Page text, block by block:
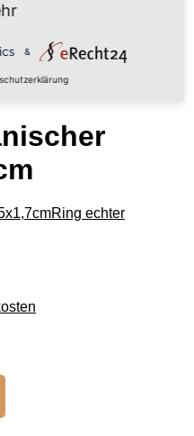
Ring echter
&